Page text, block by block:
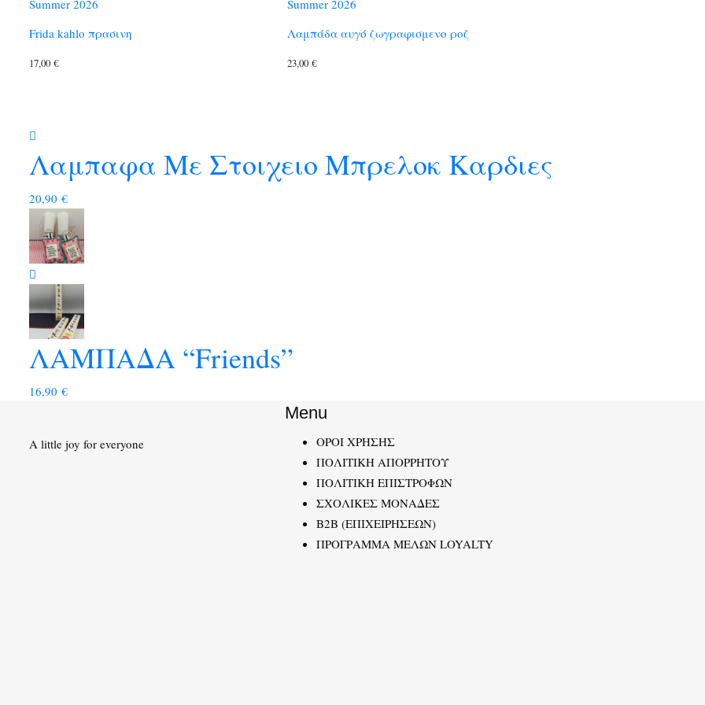
Summer 2026
Frida kahlo πρασινη
17,00 €
Summer 2026
Λαμπάδα αυγό ζωγραφισμενο ροζ
23,00€
Λαμπαφα Με Στοιχειο Μπρελοκ Καρδιες
20,90 €
ΛΑΜΠΑΔΑ “Friends”
16,90 €
A little joy for everyone
Menu
ΟΡΟΙ ΧΡΗΣΗΣ
ΠΟΛΙΤΙΚΗ ΑΠΟΡΡΗΤΟΥ
ΠΟΛΙΤΙΚΗ ΕΠΙΣΤΡΟΦΩΝ
ΣΧΟΛΙΚΕΣ ΜΟΝΑΔΕΣ
B2B (ΕΠΙΧΕΙΡΗΣΕΩΝ)
ΠΡΟΓΡΑΜΜΑ ΜΕΛΩΝ LOYALTY